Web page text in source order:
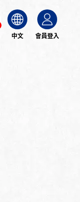
中文 會員登入